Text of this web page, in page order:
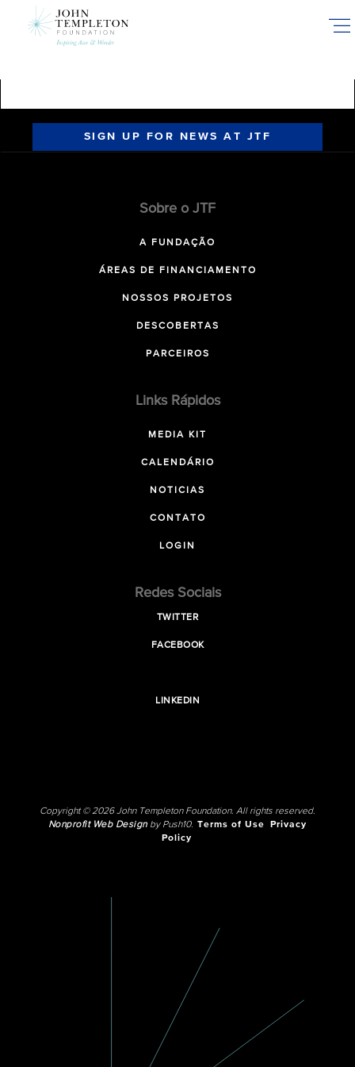
SIGN UP FOR NEWS AT JTF
Sobre o JTF
A FUNDAÇÃO
ÁREAS DE FINANCIAMENTO
NOSSOS PROJETOS
DESCOBERTAS
PARCEIROS
Links Rápidos
MEDIA KIT
CALENDÁRIO
NOTICIAS
CONTATO
LOGIN
Redes Sociais
TWITTER
FACEBOOK
LINKEDIN
Copyright © 2026 John Templeton Foundation. All rights reserved.
Nonprofit Web Designby Push10. Terms of Use
Privacy
Policy